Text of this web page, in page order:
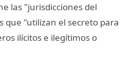
las "jurisdicciones del
que "utilizan el secreto para
ilícitos e ilegítimos o